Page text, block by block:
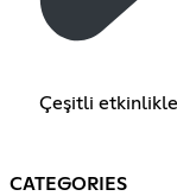
Çeşitli
CATEGORIES